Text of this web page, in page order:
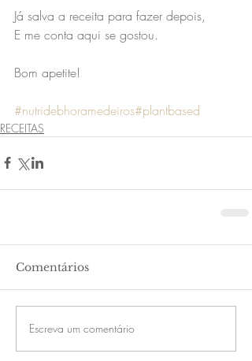
Já salva a receita para fazer depois,
E me conta aqui se gostou.
Bom apetite!
#nutridebhoramedeiros#plantbased
RECEITAS
Comentários
Escreva um comentário